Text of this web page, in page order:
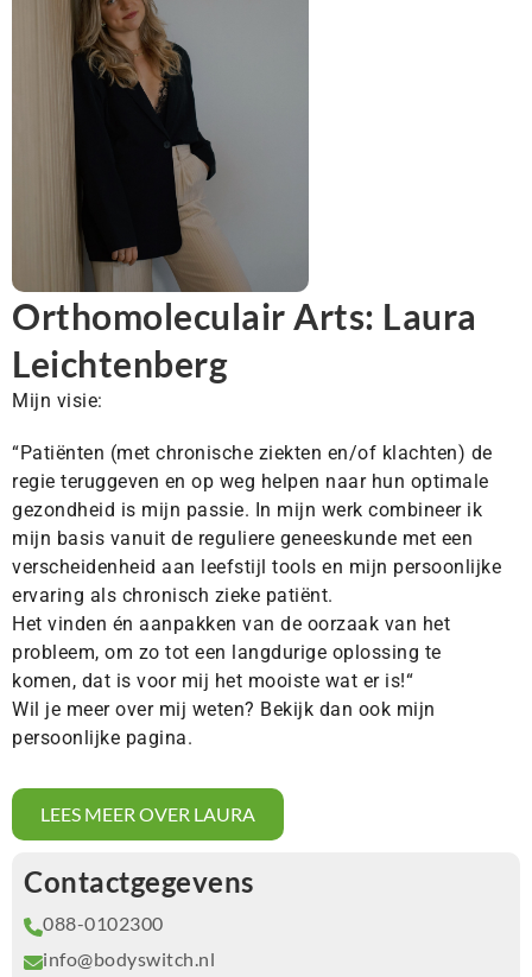
Orthomoleculair Arts: Laura
Leichtenberg
Mijn visie:
“Patiënten (met chronische ziekten en/of klachten) de
regie teruggeven en op weg helpen naar hun optimale
gezondheid is mijn passie. In mijn werk combineer ik
mijn basis vanuit de reguliere geneeskunde met een
verscheidenheid aan leefstijl tools en mijn persoonlijke
ervaring als chronisch zieke patiënt.
Het vinden én aanpakken van de oorzaak van het
probleem, om zo tot een langdurige oplossing te
komen, dat is voor mij het mooiste wat er is!“
Wil je meer over mij weten? Bekijk dan ook mijn
persoonlijke pagina.
LEES MEER OVER LAURA
Contactgegevens
088-0102300
info@bodyswitch.nl